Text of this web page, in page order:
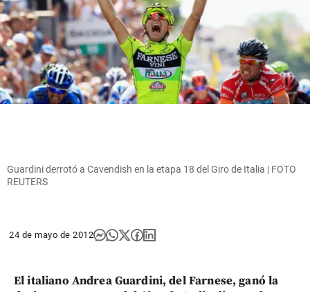
Guardini derrotó a Cavendish en la etapa 18 del Giro de Italia | FOTO
REUTERS
24 de mayo de 2012
El italiano Andrea Guardini, del Farnese, ganó la